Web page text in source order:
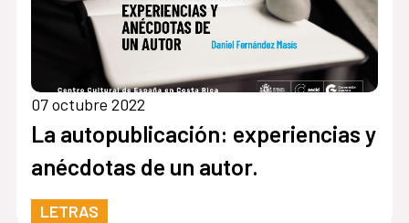
07 octubre 2022
La autopublicación: experiencias y
anécdotas de un autor.
LETRAS